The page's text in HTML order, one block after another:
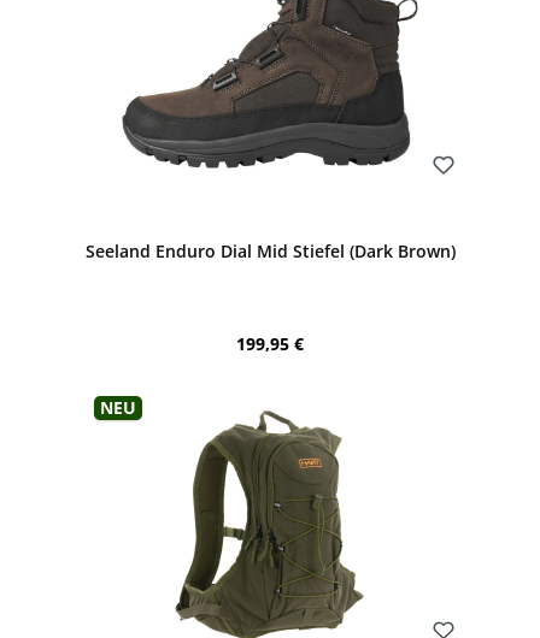
Seeland Enduro Dial Mid Stiefel (Dark Brown)
Regulärer Preis:
199,95 €
Neu